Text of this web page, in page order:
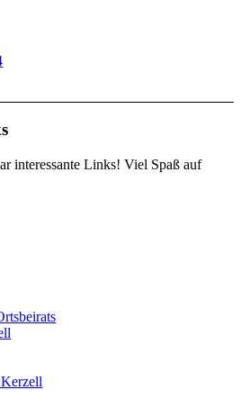
interessante Links! Viel Spaß auf